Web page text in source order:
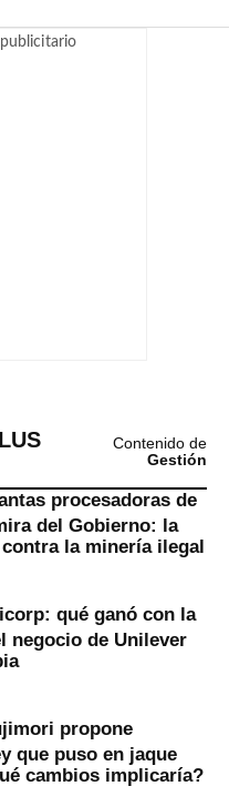
Contenido de
Gestión
procesadoras de
del Gobierno: la
la minería ilegal
qué ganó con la
negocio de Unilever
propone
que puso en jaque
cambios implicaría?